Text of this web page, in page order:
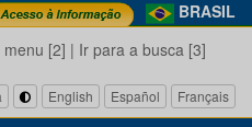
BRASIL
[2] | Ir para a busca [3]
English Español Français